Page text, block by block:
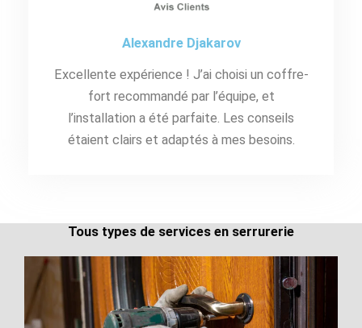
Alexandre Djakarov
Excellente expérience ! J’ai choisi un coffre-
fort recommandé par l’équipe, et
l’installation a été parfaite. Les conseils
étaient clairs et adaptés à mes besoins.
Tous types de services en serrurerie